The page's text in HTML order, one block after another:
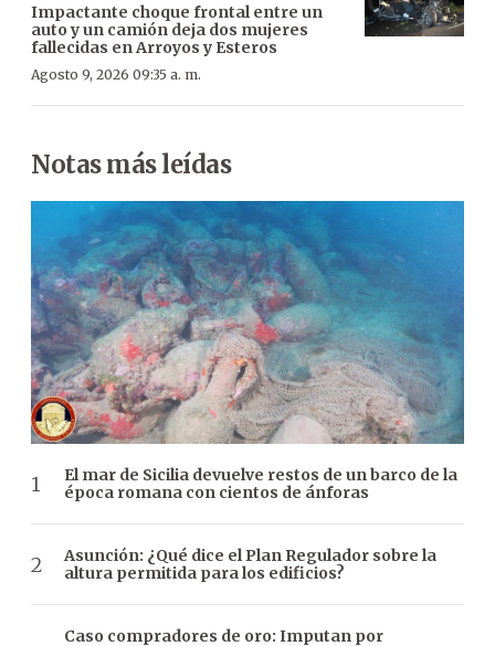
Impactante choque frontal entre un
auto y un camión deja dos mujeres
fallecidas en Arroyos y Esteros
Agosto 9, 2026 09:35 a. m.
Notas más leídas
El mar de Sicilia devuelve restos de un barco de la
época romana con cientos de ánforas
Asunción: ¿Qué dice el Plan Regulador sobre la
altura permitida para los edificios?
Caso compradores de oro: Imputan por